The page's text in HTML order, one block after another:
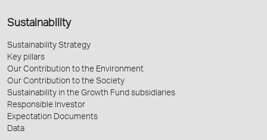
Sustainability
Sustainability Strategy
Key pillars
Our Contribution to the Environment
Our Contribution to the Society
Sustainability in the Growth Fund subsidiaries
Responsible Investor
Expectation Documents
Data